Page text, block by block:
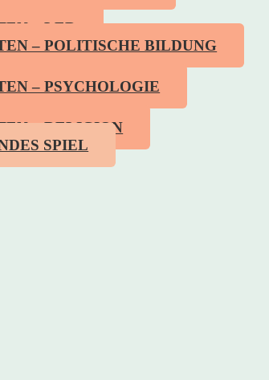
– LER
– POLITISCHE BILDUNG
– PSYCHOLOGIE
– RELIGION
SPIEL